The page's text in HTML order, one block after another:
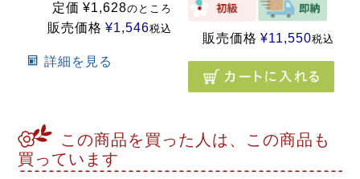
定価 ¥1,628のところ
販売価格 ¥1,546税込
詳細を見る
販売価格 ¥11,550税込
この商品を買った人は、この商品も
買っています